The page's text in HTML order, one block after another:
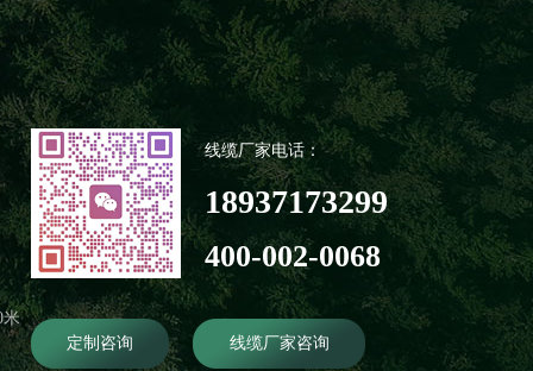
米
线缆厂家电话：
18937173299
400-002-0068
定制咨询 线缆厂家咨询